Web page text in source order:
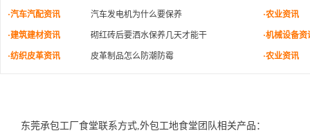
·汽车汽配资讯 汽车发电机为什么要保养 ·农业资讯
·建筑建材资讯 砌红砖后要洒水保养几天才能干 ·机械设备资
·纺织皮革资讯 皮革制品怎么防潮防霉 ·农业资讯
东莞承包工厂食堂联系方式,外包工地食堂团队相关产品：